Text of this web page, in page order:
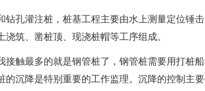
钻孔灌注桩，桩基工程主要由水上测量定位锤
筑、凿桩顶、现浇桩帽等工序组成。
接触最多的就是钢管桩了，钢管桩需要用打桩
的沉降是特别重要的工作监理。沉降的控制主